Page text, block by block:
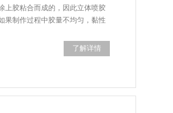
上胶粘合而成的，因此立体喷胶
果制作过程中胶量不均匀，黏性
了解详情